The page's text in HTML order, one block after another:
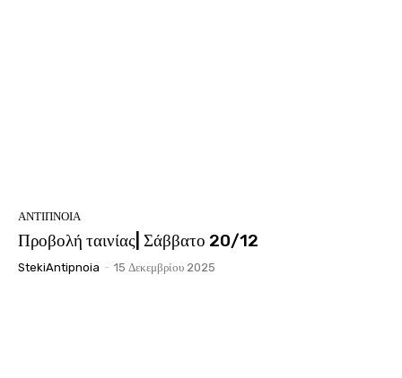
ΑΝΤΊΠΝΟΙΑ
Προβολή ταινίας| Σάββατο 20/12
StekiAntipnoia - 15 Δεκεμβρίου 2025